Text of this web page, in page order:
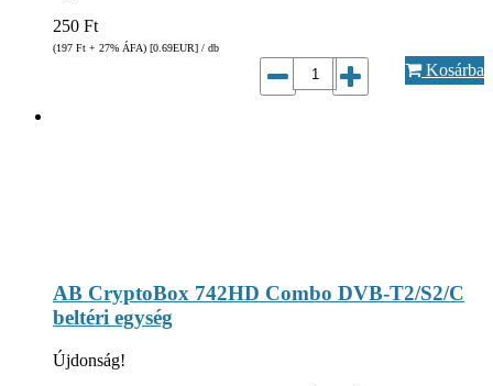
250 Ft
(197 Ft + 27% ÁFA) [0.69EUR] / db
Kosárba
AB CryptoBox 742HD Combo DVB-T2/S2/C
beltéri egység
Újdonság!